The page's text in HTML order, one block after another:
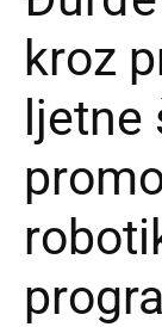
kroz
ljetne